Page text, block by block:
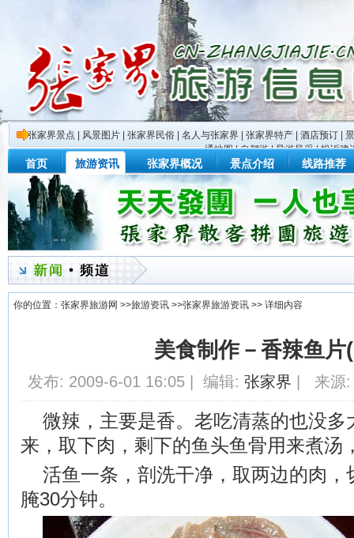
张家界景点 风景图片 张家界民俗 名人与张家界 张家界特产 酒店预订
通地图|自驾游|导游风采|投诉建
首页 旅游资讯 张家界概况 景点介绍 线路推荐
你的位置： 张家界旅游网 >>旅游资讯 >>张家界旅游资讯 >> 详细内容
美食制作－香辣鱼片
发布: 2009-6-01 16:05 | 编辑: 张家界 | 来源:
微辣，主要是香。老吃清蒸的也没多
来，取下肉，剩下的鱼头鱼骨用来煮汤
活鱼一条，剖洗干净，取两边的肉，
腌30分钟。